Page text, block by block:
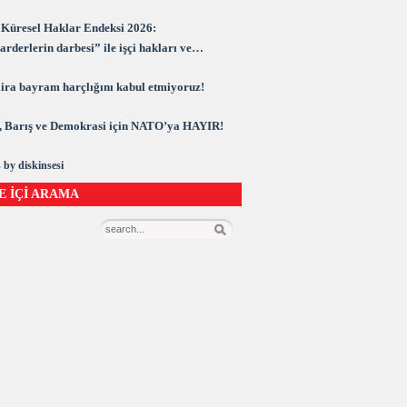
Haklar Endeksi 2026:
darbesi” ile işçi hakları ve
bayram harçlığını kabul etmiyoruz!
Barış ve Demokrasi için NATO’ya HAYIR!
by diskinsesi
İÇİ ARAMA